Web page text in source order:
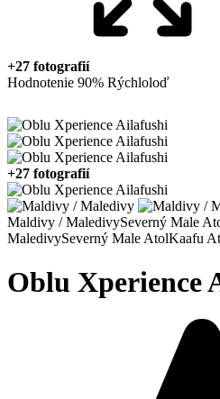
+27 fotografií
Hodnotenie 90% Rýchloloď
+27 fotografií
Maldivy / MaledivySeverný Male
MaledivySeverný Male AtolKaafu
Oblu Xperience